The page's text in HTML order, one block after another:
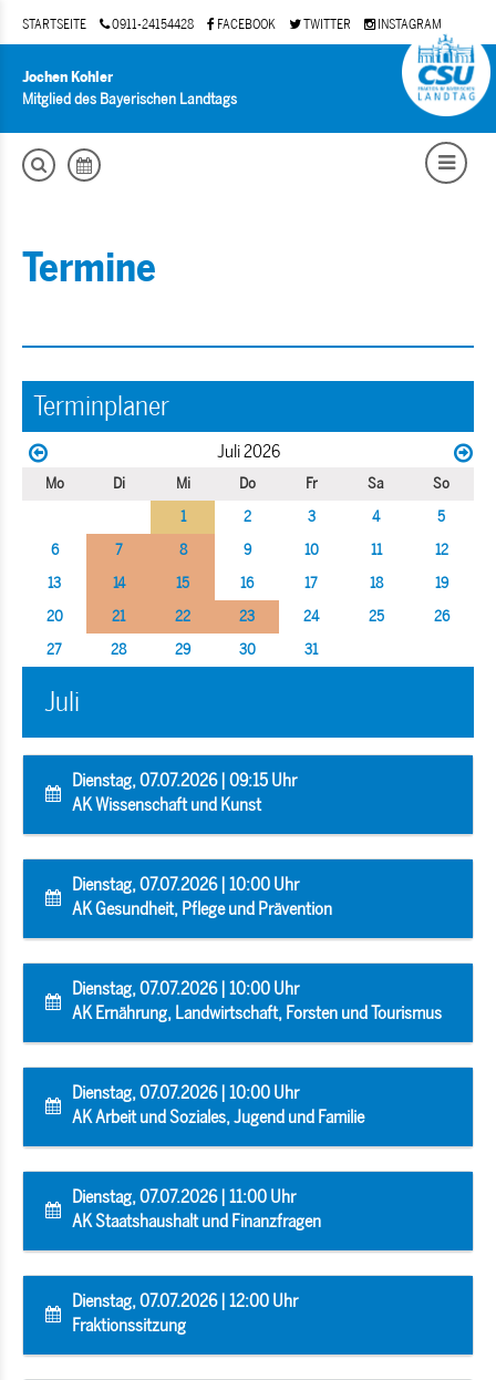
STARTSEITE 0911-24154428 FACEBOOK TWITTER INSTAGRAM
Jochen Kohler
Mitglied des Bayerischen Landtags
Termine
Terminplaner
Juli 2026
Mo Di Mi Do Fr Sa
So
1
2 3 4
5
6
7 8 9 10 11
12
13
14 15 16 17 18
19
20
21 22 23 24 25
26
27
28 29 30 31
Juli
Dienstag, 07.07.2026 | 09:15 Uhr
AK Wissenschaft und Kunst
Dienstag, 07.07.2026 | 10:00 Uhr
AK Gesundheit, Pflege und Prävention
Dienstag, 07.07.2026 | 10:00 Uhr
AK Ernährung, Landwirtschaft, Forsten und Tourismus
Dienstag, 07.07.2026 | 10:00 Uhr
AK Arbeit und Soziales, Jugend und Familie
Dienstag, 07.07.2026 | 11:00 Uhr
AK Staatshaushalt und Finanzfragen
Dienstag, 07.07.2026 | 12:00 Uhr
Fraktionssitzung